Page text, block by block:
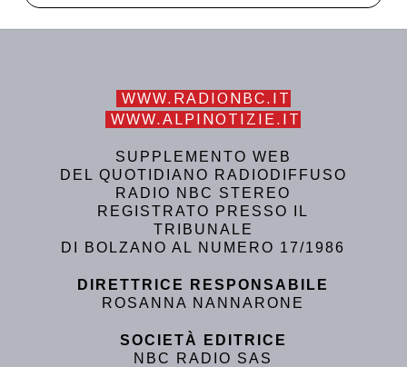
WWW.RADIONBC.IT
WWW.ALPINOTIZIE.IT
SUPPLEMENTO WEB
DEL QUOTIDIANO RADIODIFFUSO
RADIO NBC STEREO
REGISTRATO PRESSO IL
TRIBUNALE
DI BOLZANO AL NUMERO 17/1986
DIRETTRICE RESPONSABILE
ROSANNA NANNARONE
SOCIETÀ EDITRICE
NBC RADIO SAS